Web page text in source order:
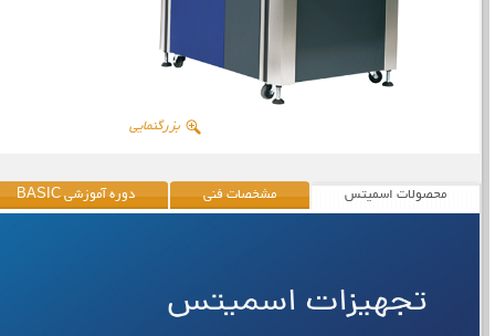
بزرگنمایی
محصولات اسمیتس مشخصات فنی دوره آموزشی BASIC